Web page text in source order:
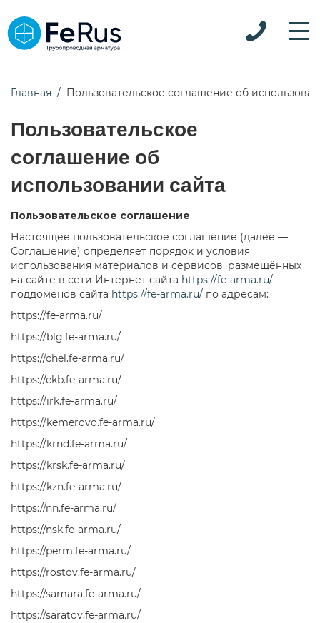
Главная Пользовательское соглашение об
Пользовательское
соглашение об
использовании сайта
Пользовательское соглашение
Настоящее пользовательское соглашение (далее —
Соглашение) определяет порядок и условия
использования материалов и сервисов, размещённых
на сайте в сети Интернет сайта https://fe-arma.ru/
поддоменов сайта https://fe-arma.ru/ по адресам:
https://fe-arma.ru/
https://blg.fe-arma.ru/
https://chel.fe-arma.ru/
https://ekb.fe-arma.ru/
https://irk.fe-arma.ru/
https://kemerovo.fe-arma.ru/
https://krnd.fe-arma.ru/
https://krsk.fe-arma.ru/
https://kzn.fe-arma.ru/
https://nn.fe-arma.ru/
https://nsk.fe-arma.ru/
https://perm.fe-arma.ru/
https://rostov.fe-arma.ru/
https://samara.fe-arma.ru/
https://saratov.fe-arma.ru/